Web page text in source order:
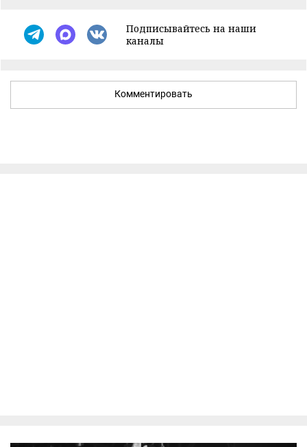
Подписывайтесь на наши
каналы
Комментировать